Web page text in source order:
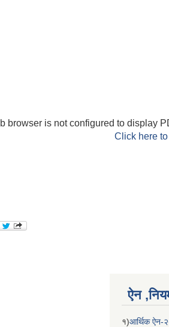
browser is not configured to display
Click here
ऐन
१)आर्थिक ऐन-